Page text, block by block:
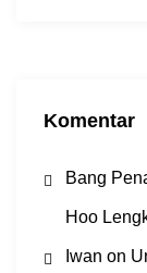
Komentar
Bang
Hoo
Iwan on